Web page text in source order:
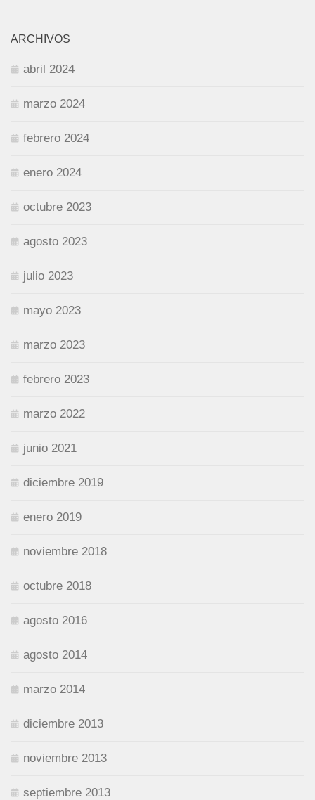
ARCHIVOS
abril 2024
marzo 2024
febrero 2024
enero 2024
octubre 2023
agosto 2023
julio 2023
mayo 2023
marzo 2023
febrero 2023
marzo 2022
junio 2021
diciembre 2019
enero 2019
noviembre 2018
octubre 2018
agosto 2016
agosto 2014
marzo 2014
diciembre 2013
noviembre 2013
septiembre 2013